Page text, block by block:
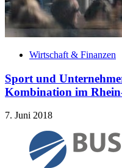
Wirtschaft & Finanzen
Sport und
Kombination im
7. Juni 2018